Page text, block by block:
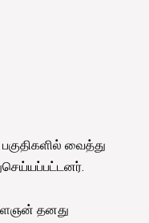
வைத்து
தனது